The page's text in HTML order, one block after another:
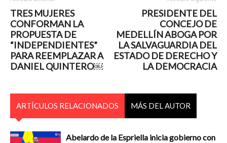
TRES MUJERES
CONFORMAN LA
PROPUESTA DE
“INDEPENDIENTES”
PARA REEMPLAZAR A
DANIEL QUINTERO￼
PRESIDENTE DEL
CONCEJO DE
MEDELLÍN ABOGA POR
LA SALVAGUARDIA DEL
ESTADO DE DERECHO Y
LA DEMOCRACIA
ARTÍCULOS RELACIONADOS MÁS DEL AUTOR
Abelardo de la Espriella inicia gobierno con